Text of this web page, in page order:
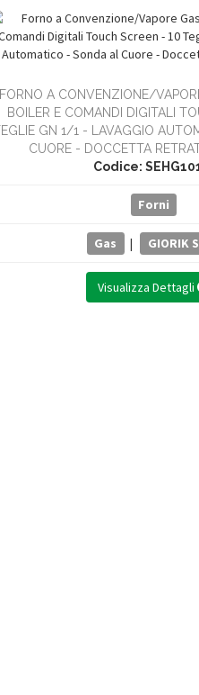
FORNO A CONVENZIONE/
BOILER E COMANDI DIGITALI
GN 1/1 - LAVAGGIO
CUORE - DOCCETTA
Codice:
Forni
Gas | GIORIK
Visualizza Dettagli